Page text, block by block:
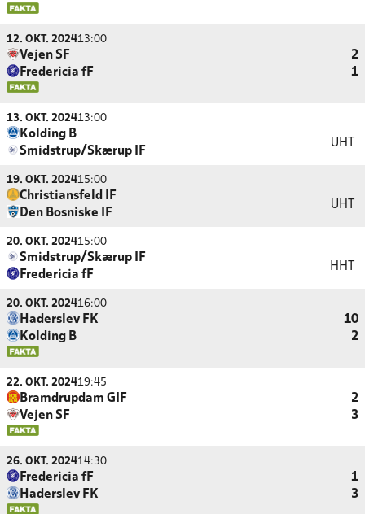
12. OKT. 202413:00
Vejen SF
2
Fredericia fF
1
13. OKT. 202413:00
Kolding B
Smidstrup/Skærup IF
UHT
19. OKT. 202415:00
Christiansfeld IF
Den Bosniske IF
UHT
20. OKT. 202415:00
Smidstrup/Skærup IF
Fredericia fF
HHT
20. OKT. 202416:00
Haderslev FK
10
Kolding B
2
22. OKT. 202419:45
Bramdrupdam GIF
2
Vejen SF
3
26. OKT. 202414:30
Fredericia fF
1
Haderslev FK
3